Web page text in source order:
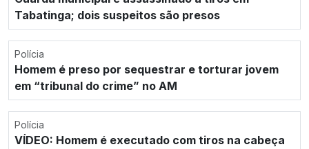
Tabatinga; dois suspeitos são presos
Polícia
Homem é preso por sequestrar e torturar jovem
em “tribunal do crime” no AM
Polícia
VÍDEO: Homem é executado com tiros na cabeça